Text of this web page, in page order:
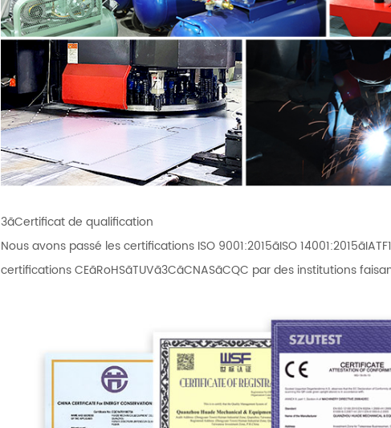
3ãCertificat de qualification
Nous avons passé les certifications ISO 9001:2015ãISO
certifications CEãRoHSãTUVã3CãCNASãCQC par des institutions